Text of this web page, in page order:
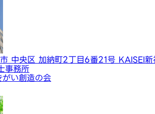
中央区 加納町2丁目6番21号 KAISEI
事務所
い創造の会